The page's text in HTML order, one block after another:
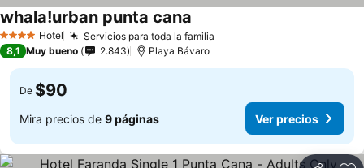
4 EstrellasHotel Servicios para toda la familia
whala!urban punta cana
8,1 Muy bueno 2.843 Playa Bávaro
De $90
Mira precios de 9 páginas Ver precios